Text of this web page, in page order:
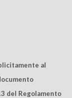
al
del Regolamento